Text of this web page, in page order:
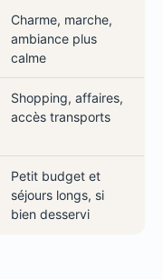
Charme, marche,
ambiance plus
calme
Shopping, affaires,
accès transports
Petit budget et
séjours longs, si
bien desservi